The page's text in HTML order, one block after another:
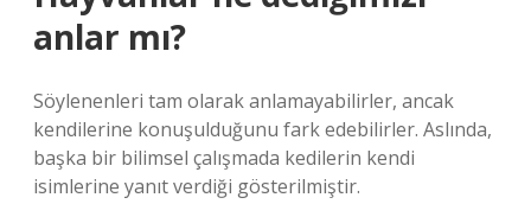
anlar mı?
Söylenenleri tam olarak anlamayabilirler, ancak
kendilerine konuşulduğunu fark edebilirler. Aslında,
başka bir bilimsel çalışmada kedilerin kendi
isimlerine yanıt verdiği gösterilmiştir.